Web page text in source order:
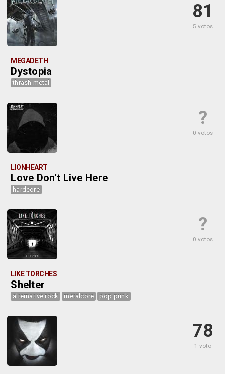
81
5 votos
MEGADETH
Dystopia
thrash metal
?
0 votos
LIONHEART
Love Don't Live Here
hardcore
?
0 votos
LIKE TORCHES
Shelter
alternative rock metalcore pop punk
78
1 voto